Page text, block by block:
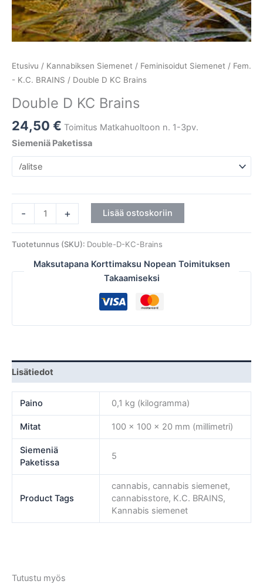
Etusivu / Kannabiksen Siemenet / Feminisoidut Siemenet / Fem.
- K.C. BRAINS / Double D KC Brains
Double D KC Brains
24,50 € Toimitus Matkahuoltoon n. 1-3pv.
Siemeniä Paketissa
- + Lisää ostoskoriin
Tuotetunnus (SKU): Double-D-KC-Brains
Maksutapana Korttimaksu Nopean Toimituksen
Takaamiseksi
Lisätiedot
Paino 0,1 kg (kilogramma)
Mitat 100 × 100 × 20 mm (millimetri)
Siemeniä
Paketissa
5
Product Tags
cannabis, cannabis siemenet,
cannabisstore, K.C. BRAINS,
Kannabis siemenet
Tutustu myös